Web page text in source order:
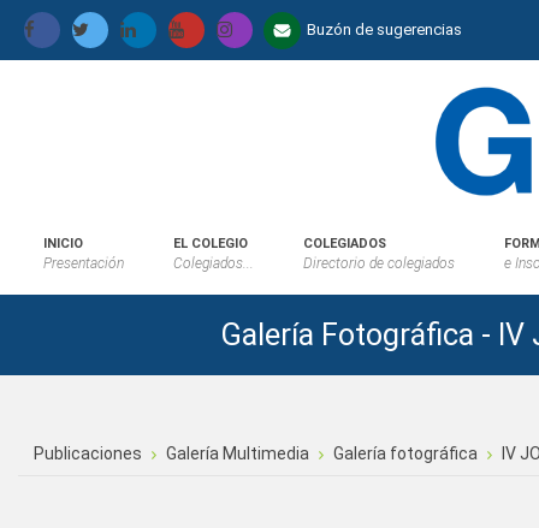
Buzón de sugerencias
INICIO
Presentación
EL COLEGIO
Colegiados...
COLEGIADOS
Directorio de colegiados e
Publicaciones Galería Multimedia Galería fotográfica IV
Galería Fotográfica - IV